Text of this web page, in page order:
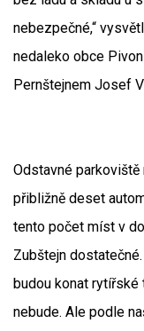
nebezpečné,“
nedaleko obce
Pernštejnem Josef
Odstavné parkoviště
přibližně deset
tento počet míst v
Zubštejn
budou konat
nebude. Ale podle